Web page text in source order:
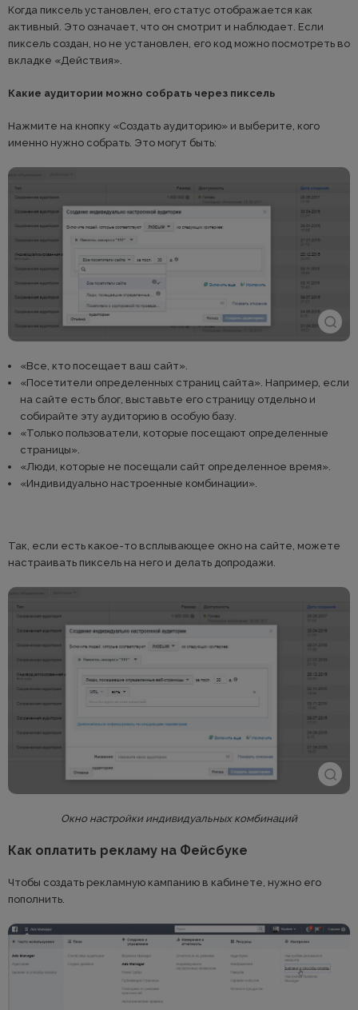
Когда пиксель установлен, его статус отображается как
активный. Это означает, что он смотрит и наблюдает. Если
пиксель создан, но не установлен, его код можно посмотреть во
вкладке «Действия».
Какие аудитории можно собрать через пиксель
Нажмите на кнопку «Создать аудиторию» и выберите, кого
именно нужно собрать. Это могут быть:
«Все, кто посещает ваш сайт».
«Посетители определенных страниц сайта». Например, если
на сайте есть блог, выставьте его страницу отдельно и
собирайте эту аудиторию в особую базу.
«Только пользователи, которые посещают определенные
страницы».
«Люди, которые не посещали сайт определенное время».
«Индивидуально настроенные комбинации».
Так, если есть какое-то всплывающее окно на сайте, можете
настраивать пиксель на него и делать допродажи.
Окно настройки индивидуальных комбинаций
Как оплатить рекламу на Фейсбуке
Чтобы создать рекламную кампанию в кабинете, нужно его
пополнить.